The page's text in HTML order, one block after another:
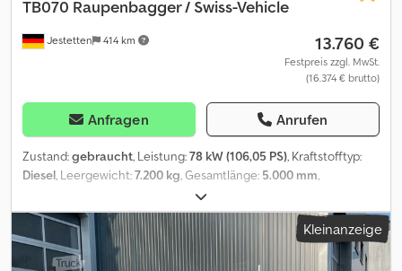
Jestetten 414 km
TB070 Raupenbagger / Swiss-Vehicle
13.760 €
Festpreis zzgl. MwSt.
(16.374 € brutto)
Anfragen Anrufen
Zustand:gebraucht, Leistung:78 kW (106,05 PS), Kraftstofftyp:
Diesel, Leergewicht:7.200 kg, Gesamtlänge: 5.000 mm,
, Gesamthöhe:
Kleinanzeige